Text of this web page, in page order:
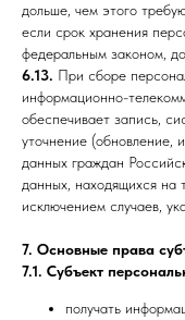
дольше, чем этого
если срок хранения
федеральным законом,
6.13. При сборе
информационно-
обеспечивает запись,
уточнение (обновление,
данных граждан
данных, находящихся
исключением случаев,
7. Основные права
7.1. Субъект
получать